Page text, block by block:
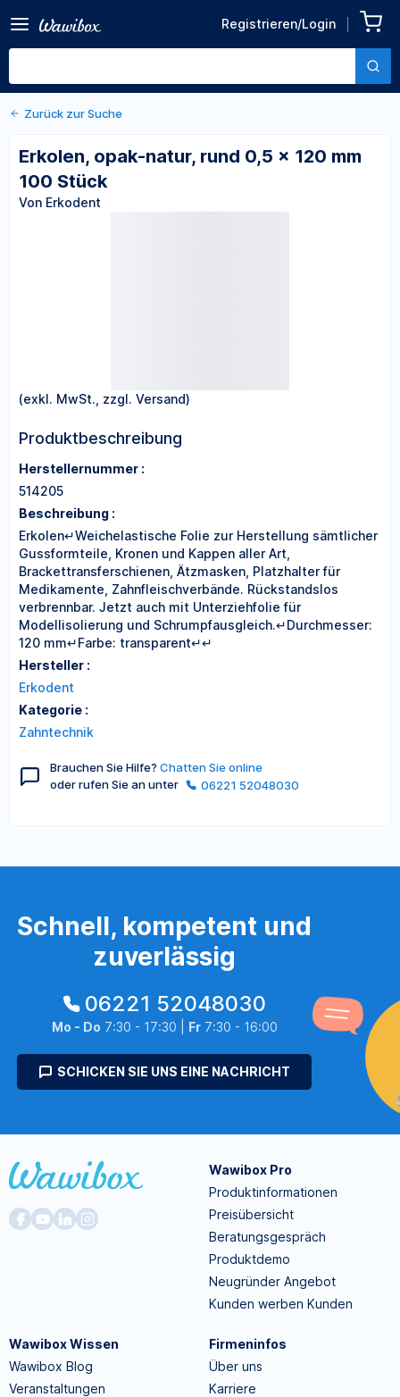
Registrieren/Login
0,5 x 120 mm 100 Stück
Von Erkodent
Zurück zu den Produktdetails
Zurück zur Suche
Erkolen, opak-natur, rund 0,5 x 120 mm
100 Stück
Von Erkodent
(exkl. MwSt., zzgl. Versand)
Produktbeschreibung
Herstellernummer :
514205
Beschreibung :
Erkolen↵Weichelastische Folie zur Herstellung sämtlicher
Gussformteile, Kronen und Kappen aller Art,
Brackettransferschienen, Ätzmasken, Platzhalter für
Medikamente, Zahnfleischverbände. Rückstandslos
verbrennbar. Jetzt auch mit Unterziehfolie für
Modellisolierung und Schrumpfausgleich.↵Durchmesser:
120 mm↵Farbe: transparent↵↵
Hersteller :
Erkodent
Kategorie :
Zahntechnik
Brauchen Sie Hilfe? Chatten Sie online
oder rufen Sie an unter
06221 52048030
Schnell, kompetent und
zuverlässig
06221 52048030
Mo - Do 7:30 - 17:30 | Fr7:30 - 16:00
SCHICKEN SIE UNS EINE NACHRICHT
Wawibox Pro
Produktinformationen
Preisübersicht
Beratungsgespräch
Produktdemo
Neugründer Angebot
Kunden werben Kunden
Wawibox Wissen
Wawibox Blog
Veranstaltungen
Firmeninfos
Über uns
Karriere